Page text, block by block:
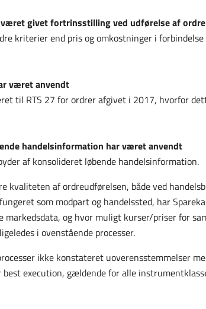
givet fortrinsstilling ved udførelse af
kriterier end pris og omkostninger i
været anvendt
til RTS 27 for ordrer afgivet i 2017, hvorfor
handelsinformation har været anvendt
af konsolideret løbende handelsinformation.
kvaliteten af ordreudførelsen, både ved
som modpart og handelssted, har
og hvor muligt kurser/priser for
i ovenstående processer.
ikke konstateret uoverensstemmelser
execution, gældende for alle